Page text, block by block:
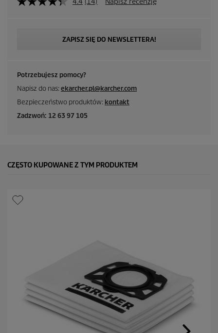
ZAPISZ SIĘ DO NEWSLETTERA!
Potrzebujesz pomocy?
Napisz do nas:ekarcher.pl@karcher.com
Bezpieczeństwo produktów: kontakt
Zadzwoń: 12 63 97 105
CZĘSTO KUPOWANE Z TYM PRODUKTEM